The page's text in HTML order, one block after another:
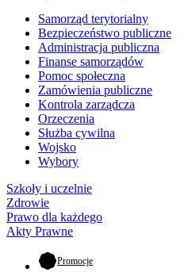
Samorząd terytorialny
Bezpieczeństwo publiczne
Administracja publiczna
Finanse samorządów
Pomoc społeczna
Zamówienia publiczne
Kontrola zarządcza
Orzeczenia
Służba cywilna
Wojsko
Wybory
Szkoły i uczelnie
Zdrowie
Prawo dla każdego
Akty Prawne
Promocje- otwiera się w nowej